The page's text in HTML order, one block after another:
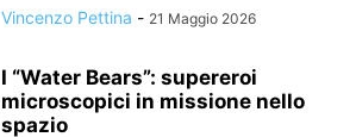
Vincenzo Pettina - 21 Maggio 2026
I “Water Bears”: supereroi
microscopici in missione nello
spazio